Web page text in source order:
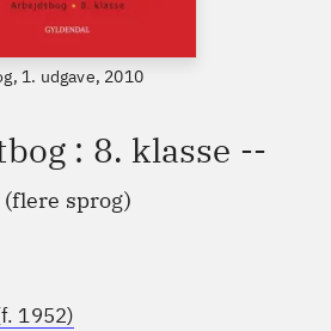
1. udgave, 2010
: 8. klasse --
(flere sprog)
1952)